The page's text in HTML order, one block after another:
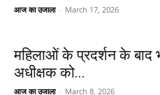
आज का उजाला - March 17, 2026
महिलाओं के प्रदर्शन के बाद
अधीक्षक को...
आज का उजाला - March 8, 2026